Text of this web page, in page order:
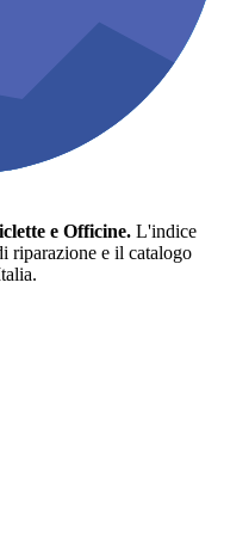
e Officine. L'indice
riparazione e il catalogo